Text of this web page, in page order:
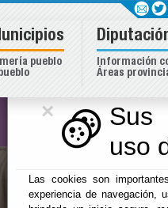
×
Sus
uso
Las cookies son
experiencia de navegación,
pueblo
Información
Áreas